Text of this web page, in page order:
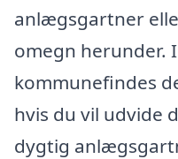
anlægsgartner
omegn herunder.
kommunefindes
hvis du vil udvide
dygtig